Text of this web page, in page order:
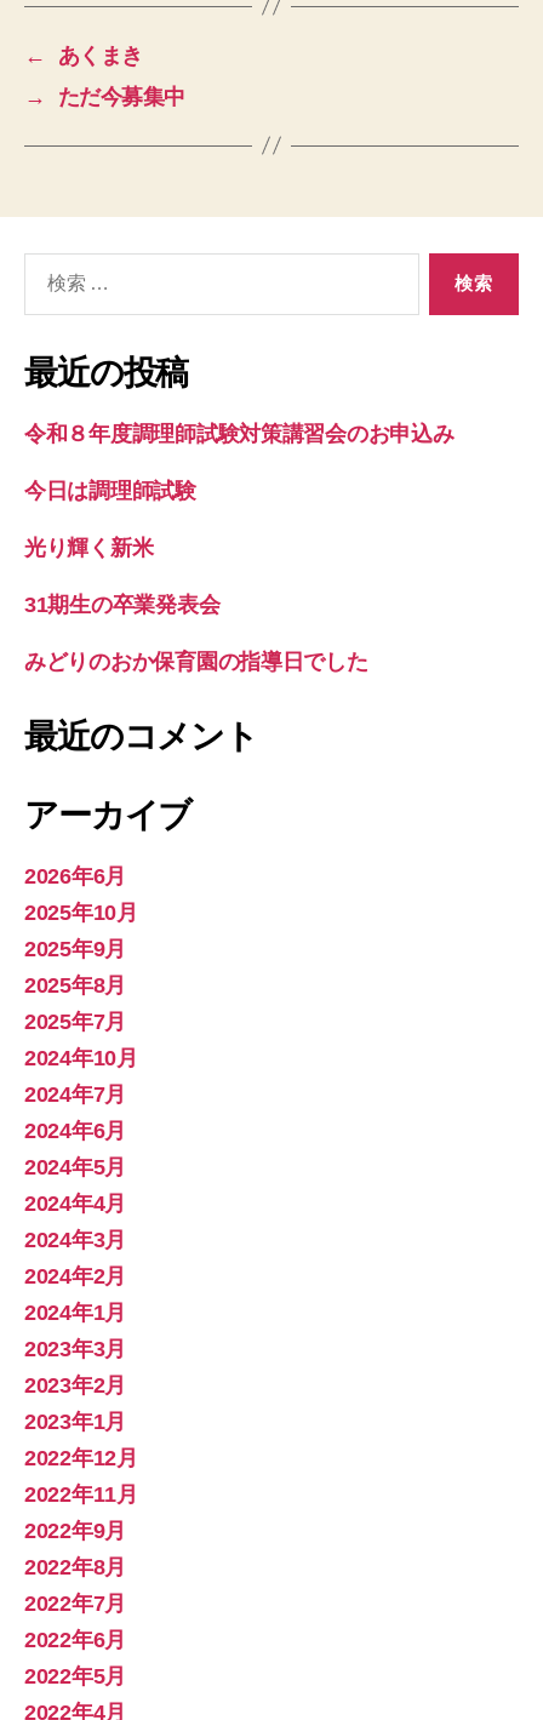
←
あくまき
→
ただ今募集中
象:
最近の投稿
令和８年度調理師試験対策講習会のお申込み
今日は調理師試験
光り輝く新米
31期生の卒業発表会
みどりのおか保育園の指導日でした
最近のコメント
アーカイブ
2026年6月
2025年10月
2025年9月
2025年8月
2025年7月
2024年10月
2024年7月
2024年6月
2024年5月
2024年4月
2024年3月
2024年2月
2024年1月
2023年3月
2023年2月
2023年1月
2022年12月
2022年11月
2022年9月
2022年8月
2022年7月
2022年6月
2022年5月
2022年4月